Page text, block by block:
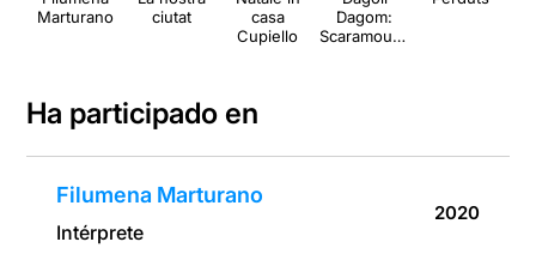
Marturano
ciutat
casa
Cupiello
Dagom:
Scaramouch
Ha participado en
Filumena Marturano
Intérprete
2020